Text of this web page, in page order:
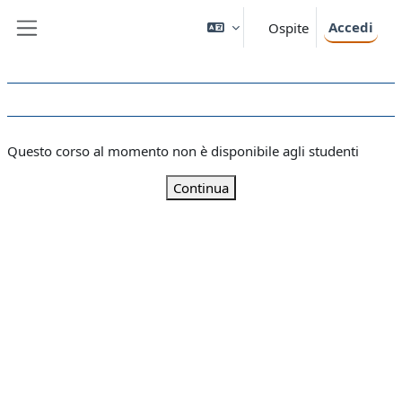
Ospite Accedi
Questo corso al momento non è disponibile agli studenti
Continua